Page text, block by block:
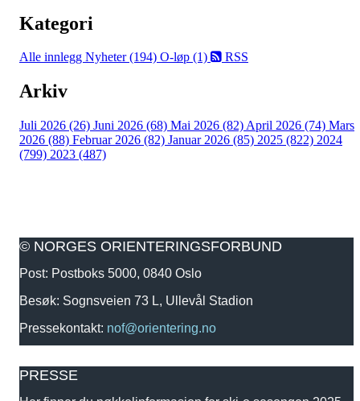
Kategori
Alle innlegg Nyheter (194) O-løp (1) RSS
Arkiv
Juli 2026 (26) Juni 2026 (68) Mai 2026 (82) April 2026 (74) Mars
2026 (88) Februar 2026 (82) Januar 2026 (85) 2025 (822) 2024
(799) 2023 (487)
© NORGES ORIENTERINGSFORBUND
Post: Postboks 5000, 0840 Oslo
Besøk: Sognsveien 73 L, Ullevål Stadion
Pressekontakt: nof@orientering.no
PRESSE